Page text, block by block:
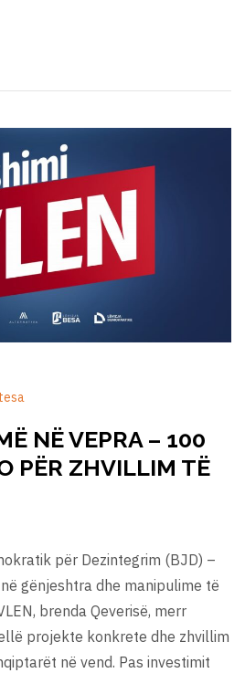
NË VEPRA – 100
PËR ZHVILLIM TË
për Dezintegrim (BJD) –
gënjeshtra dhe manipulime të
brenda Qeverisë, merr
projekte konkrete dhe zhvillim
në vend. Pas investimit